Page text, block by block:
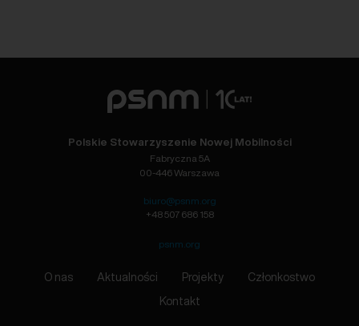
Polskie Stowarzyszenie Nowej Mobilności
Fabryczna 5A
00-446 Warszawa
biuro@psnm.org
+48 507 686 158
psnm.org
O nas Aktualności Projekty Członkostwo
Kontakt